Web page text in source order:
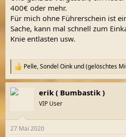
400€ oder mehr.
Für mich ohne Führerschein ist
Sache, kann mal schnell zum
Knie entlasten usw.
R
e
a
k
e
Pelle,Sondel Oink und(gelöschtes
erik ( Bumbastik )
VIP User
27 Mai 2020